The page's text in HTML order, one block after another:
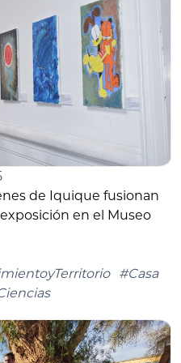
de Iquique fusionan
en el Museo
#Casa